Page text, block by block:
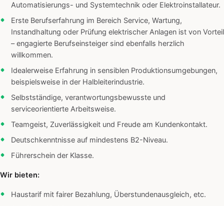
Automatisierungs- und Systemtechnik oder Elektroinstallateur.
Erste Berufserfahrung im Bereich Service, Wartung,
Instandhaltung oder Prüfung elektrischer Anlagen ist von Vorteil
– engagierte Berufseinsteiger sind ebenfalls herzlich
willkommen.
Idealerweise Erfahrung in sensiblen Produktionsumgebungen,
beispielsweise in der Halbleiterindustrie.
Selbstständige, verantwortungsbewusste und
serviceorientierte Arbeitsweise.
Teamgeist, Zuverlässigkeit und Freude am Kundenkontakt.
Deutschkenntnisse auf mindestens B2-Niveau.
Führerschein der Klasse.
Wir bieten:
Haustarif mit fairer Bezahlung, Überstundenausgleich, etc.